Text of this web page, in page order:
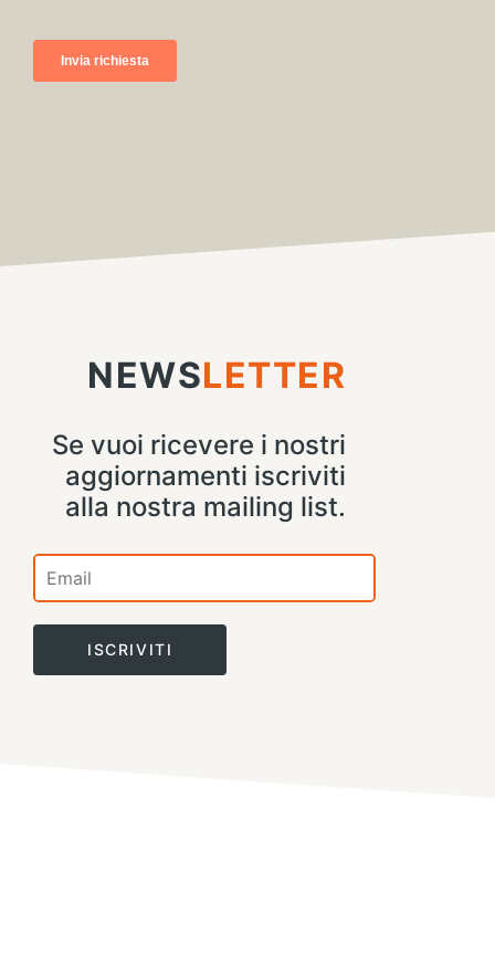
NEWSLETTER
Se vuoi ricevere i nostri
aggiornamenti iscriviti
alla nostra mailing list.
ISCRIVITI